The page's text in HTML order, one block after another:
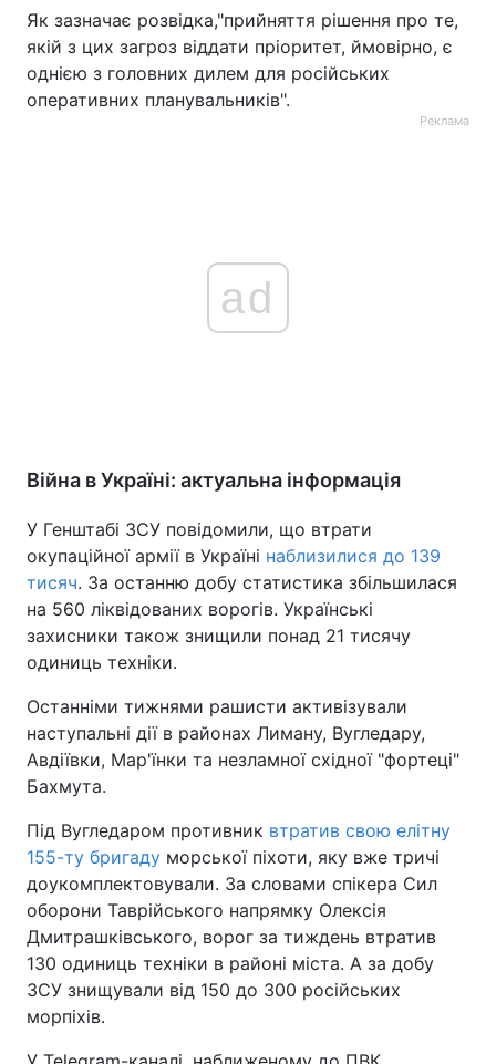
Як зазначає розвідка,"прийняття рішення про те,
якій з цих загроз віддати пріоритет, ймовірно, є
однією з головних дилем для російських
оперативних планувальників".
Реклама
ad
Війна в Україні: актуальна інформація
У Генштабі ЗСУ повідомили, що втрати
окупаційної армії в Україні наблизилися до 139
тисяч. За останню добу статистика збільшилася
на 560 ліквідованих ворогів. Українські
захисники також знищили понад 21 тисячу
одиниць техніки.
Останніми тижнями рашисти активізували
наступальні дії в районах Лиману, Вугледару,
Авдіївки, Мар'їнки та незламної східної "фортеці"
Бахмута.
Під Вугледаром противник втратив свою елітну
155-ту бригаду морської піхоти, яку вже тричі
доукомплектовували. За словами спікера Сил
оборони Таврійського напрямку Олексія
Дмитрашківського, ворог за тиждень втратив
130 одиниць техніки в районі міста. А за добу
ЗСУ знищували від 150 до 300 російських
морпіхів.